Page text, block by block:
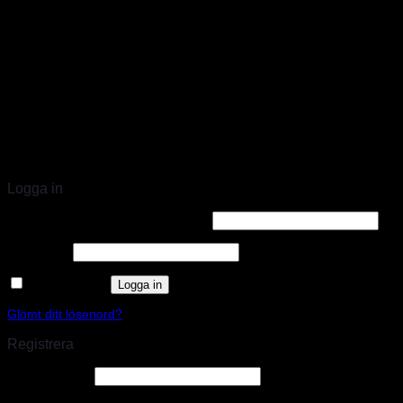
Logga in
Logga in
Glömt ditt lösenord?
Registrera